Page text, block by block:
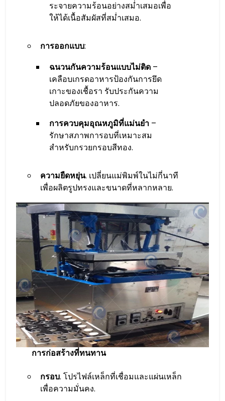
ระจายความร้อนอย่างสม่ำเสมอเพื่อ
ให้ได้เนื้อสัมผัสที่สม่ำเสมอ.
การออกแบบ:
ฉนวนกันความร้อนแบบไม่ติด–
เคลือบเกรดอาหารป้องกันการยึด
เกาะของเชื้อรา รับประกันความ
ปลอดภัยของอาหาร.
การควบคุมอุณหภูมิที่แม่นยำ–
รักษาสภาพการอบที่เหมาะสม
สำหรับกรวยกรอบสีทอง.
ความยืดหยุ่น. เปลี่ยนแม่พิมพ์ในไม่กี่นาที
เพื่อผลิตรูปทรงและขนาดที่หลากหลาย.
การก่อสร้างที่ทนทาน
กรอบ. โปรไฟล์เหล็กที่เชื่อมและแผ่นเหล็ก
เพื่อความมั่นคง.